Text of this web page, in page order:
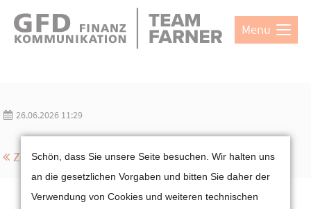
Direkt zum Hauptinhalt springen
Login Menu
26.06.2026 11:29
ZurückCookie-Einstellungen
Schön, dass Sie unsere Seite besuchen. Wir halten uns
an die gesetzlichen Vorgaben und bitten Sie daher der
Verwendung von Cookies und weiteren technischen